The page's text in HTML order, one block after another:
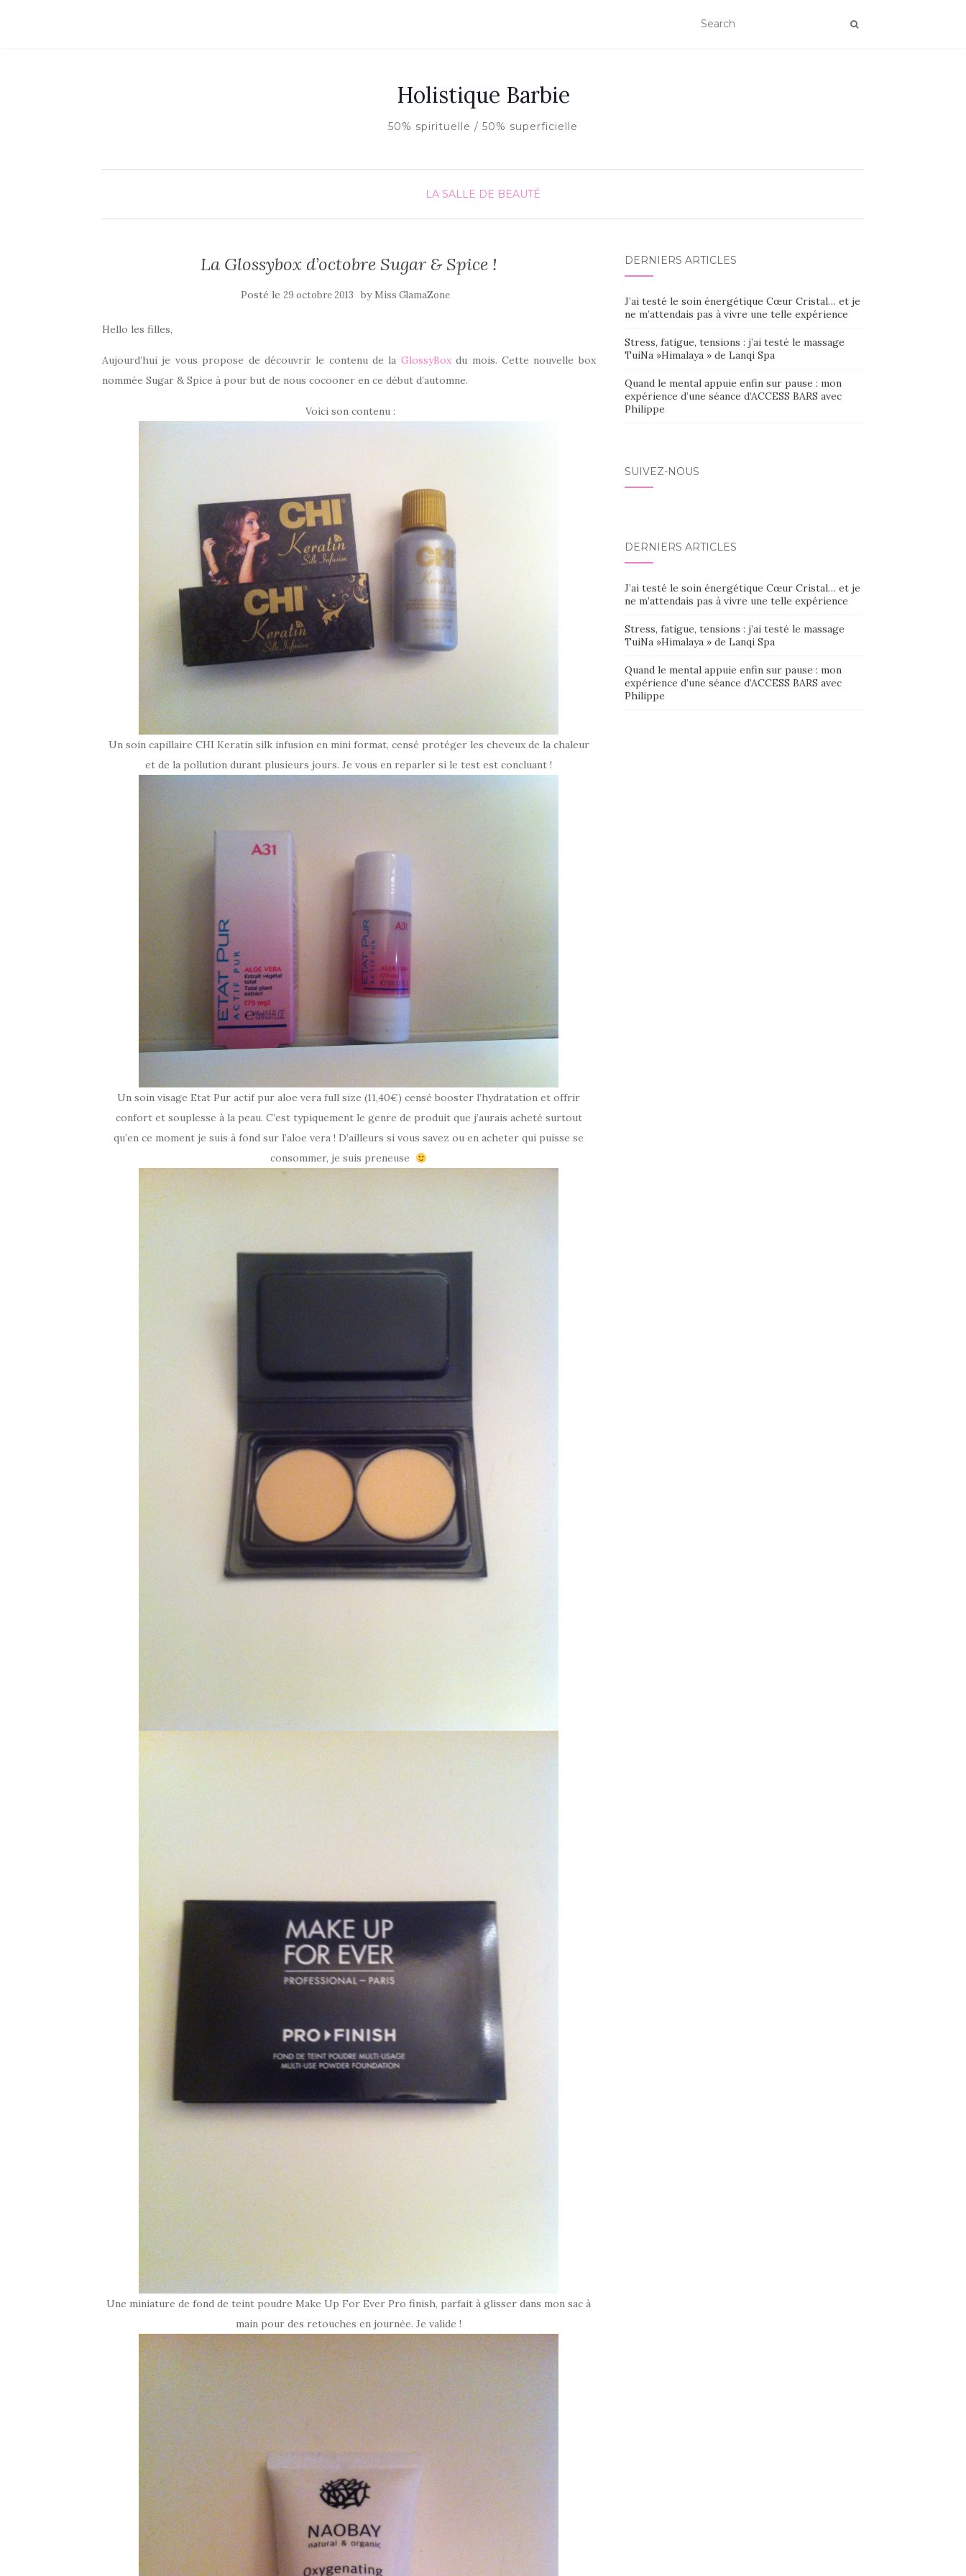
Holistique Barbie
50% spirituelle / 50% superficielle
LA SALLE DE BEAUTÉ
La Glossybox d’octobre Sugar & Spice !
Posté le 29 octobre 2013 by Miss GlamaZone
Hello les filles,
Aujourd’hui je vous propose de découvrir le contenu de la GlossyBoxdu mois. Cette nouvelle box
nommée Sugar & Spice à pour but de nous cocooner en ce début d’automne.
Voici son contenu :
Un soin capillaire CHI Keratin silk infusion en mini format, censé protéger les cheveux de la chaleur
et de la pollution durant plusieurs jours. Je vous en reparler si le test est concluant !
Un soin visage Etat Pur actif pur aloe vera full size (11,40€) censé booster l’hydratation et offrir
confort et souplesse à la peau. C’est typiquement le genre de produit que j’aurais acheté surtout
qu’en ce moment je suis à fond sur l’aloe vera ! D’ailleurs si vous savez ou en acheter qui puisse se
consommer, je suis preneuse
Une miniature de fond de teint poudre Make Up For Ever Pro finish, parfait à glisser dans mon sac à
main pour des retouches en journée. Je valide !
DERNIERS ARTICLES
J’ai testé le soin énergétique Cœur Cristal… et je
ne m’attendais pas à vivre une telle expérience
Stress, fatigue, tensions : j’ai testé le massage
TuiNa »Himalaya » de Lanqi Spa
Quand le mental appuie enfin sur pause : mon
expérience d’une séance d’ACCESS BARS avec
Philippe
SUIVEZ-NOUS
DERNIERS ARTICLES
J’ai testé le soin énergétique Cœur Cristal… et je
ne m’attendais pas à vivre une telle expérience
Stress, fatigue, tensions : j’ai testé le massage
TuiNa »Himalaya » de Lanqi Spa
Quand le mental appuie enfin sur pause : mon
expérience d’une séance d’ACCESS BARS avec
Philippe